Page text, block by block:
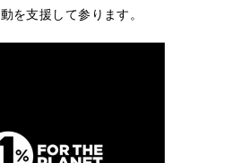
を支援して参ります。